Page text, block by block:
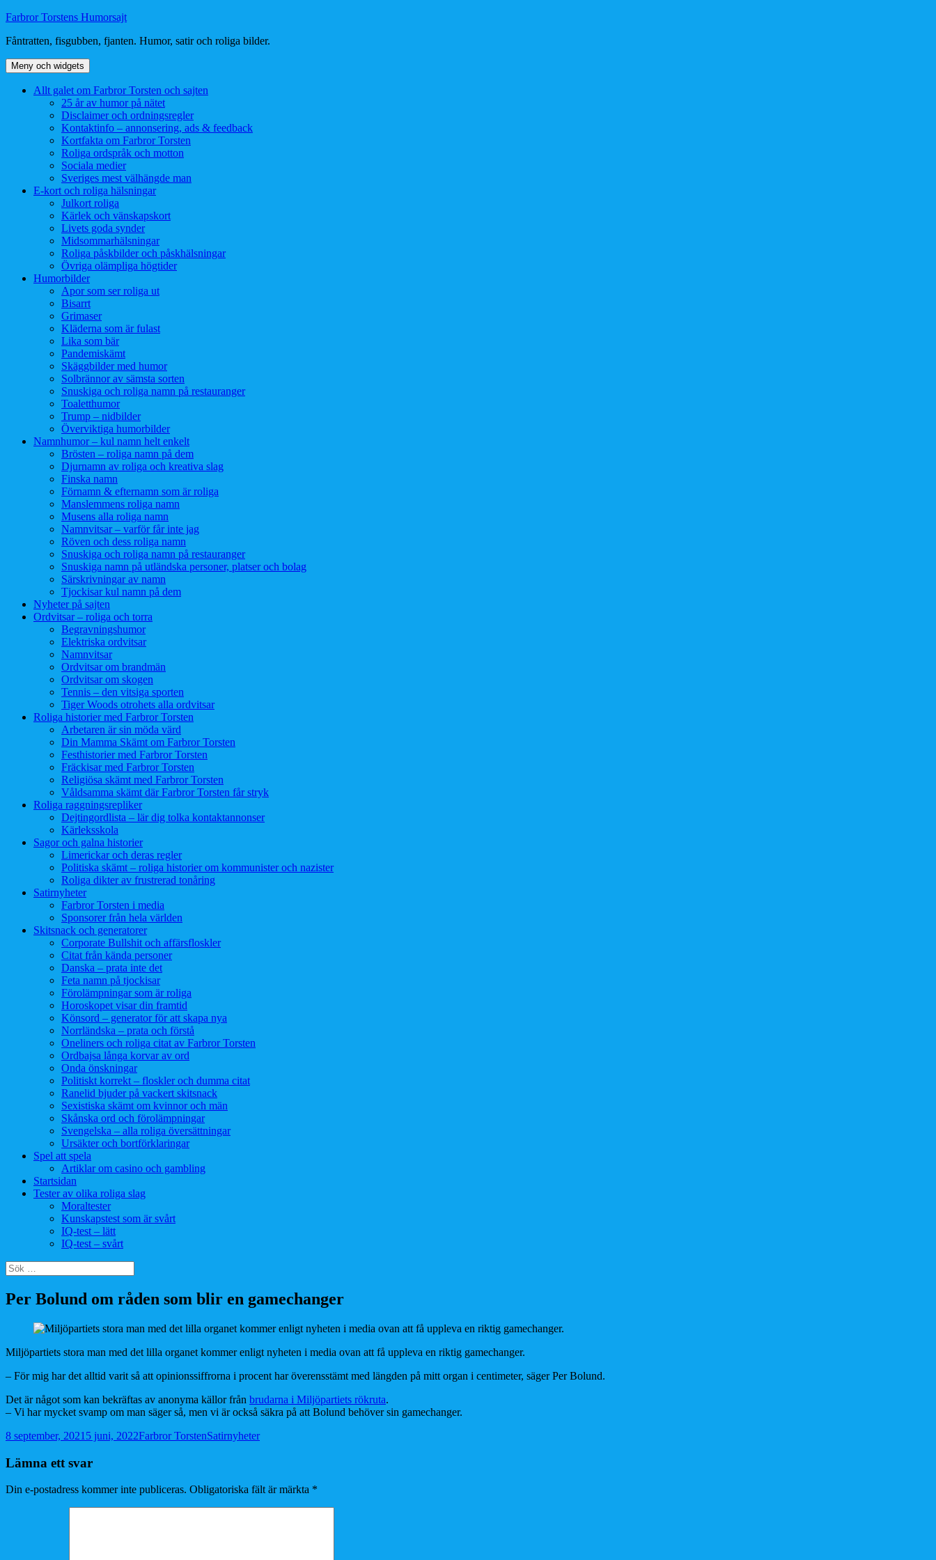
Hoppa
innehåll
Farbror Torstens Humorsajt
Fåntratten, fisgubben, fjanten. Humor, satir och roliga bilder.
Meny och widgets
Allt galet om Farbror Torsten och sajten
25 år av humor på nätet
Disclaimer och ordningsregler
Kontaktinfo – annonsering, ads & feedback
Kortfakta om Farbror Torsten
Roliga ordspråk och motton
Sociala medier
Sveriges mest välhängde man
E-kort och roliga hälsningar
Julkort roliga
Kärlek och vänskapskort
Livets goda synder
Midsommarhälsningar
Roliga påskbilder och påskhälsningar
Övriga olämpliga högtider
Humorbilder
Apor som ser roliga ut
Bisarrt
Grimaser
Kläderna som är fulast
Lika som bär
Pandemiskämt
Skäggbilder med humor
Solbrännor av sämsta sorten
Snuskiga och roliga namn på restauranger
Toaletthumor
Trump – nidbilder
Överviktiga humorbilder
Namnhumor – kul namn helt enkelt
Brösten – roliga namn på dem
Djurnamn av roliga och kreativa slag
Finska namn
Förnamn & efternamn som är roliga
Manslemmens roliga namn
Musens alla roliga namn
Namnvitsar – varför får inte jag
Röven och dess roliga namn
Snuskiga och roliga namn på restauranger
Snuskiga namn på utländska personer, platser och bolag
Särskrivningar av namn
Tjockisar kul namn på dem
Nyheter på sajten
Ordvitsar – roliga och torra
Begravningshumor
Elektriska ordvitsar
Namnvitsar
Ordvitsar om brandmän
Ordvitsar om skogen
Tennis – den vitsiga sporten
Tiger Woods otrohets alla ordvitsar
Roliga historier med Farbror Torsten
Arbetaren är sin möda värd
Din Mamma Skämt om Farbror Torsten
Festhistorier med Farbror Torsten
Fräckisar med Farbror Torsten
Religiösa skämt med Farbror Torsten
Våldsamma skämt där Farbror Torsten får stryk
Roliga raggningsrepliker
Dejtingordlista – lär dig tolka kontaktannonser
Kärleksskola
Sagor och galna historier
Limerickar och deras regler
Politiska skämt – roliga historier om kommunister och nazister
Roliga dikter av frustrerad tonåring
Satirnyheter
Farbror Torsten i media
Sponsorer från hela världen
Skitsnack och generatorer
Corporate Bullshit och affärsfloskler
Citat från kända personer
Danska – prata inte det
Feta namn på tjockisar
Förolämpningar som är roliga
Horoskopet visar din framtid
Könsord – generator för att skapa nya
Norrländska – prata och förstå
Oneliners och roliga citat av Farbror Torsten
Ordbajsa långa korvar av ord
Onda önskningar
Politiskt korrekt – floskler och dumma citat
Ranelid bjuder på vackert skitsnack
Sexistiska skämt om kvinnor och män
Skånska ord och förolämpningar
Svengelska – alla roliga översättningar
Ursäkter och bortförklaringar
Spel att spela
Artiklar om casino och gambling
Startsidan
Tester av olika roliga slag
Moraltester
Kunskapstest som är svårt
IQ-test – lätt
IQ-test – svårt
Sök
efter:
Per Bolund om råden som blir en gamechanger
Miljöpartiets stora man med det lilla organet kommer enligt nyheten i media ovan att få uppleva en riktig gamechanger.
– För mig har det alltid varit så att opinionssiffrorna i procent har överensstämt med längden på mitt organ i centimeter, säger Per Bolund.
Det är något som kan bekräftas av anonyma källor från brudarna i Miljöpartiets rökruta.
– Vi har mycket svamp om man säger så, men vi är också säkra på att Bolund behöver sin gamechanger.
Postat
8 september, 2021 5 juni, 2022Författare
Farbror TorstenKategorier
Satirnyheter
Lämna ett svar
Din e-postadress kommer inte publiceras. Obligatoriska fält är märkta *